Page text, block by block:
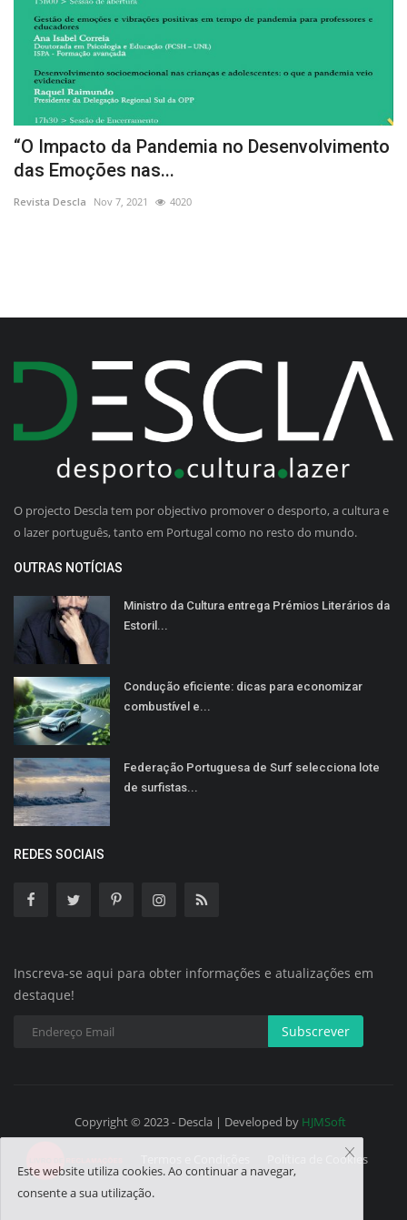
“O Impacto da Pandemia no Desenvolvimento
das Emoções nas...
Revista Descla Nov 7, 2021 4020
O projecto Descla tem por objectivo promover o desporto, a cultura e
o lazer português, tanto em Portugal como no resto do mundo.
OUTRAS NOTÍCIAS
Ministro da Cultura entrega Prémios Literários da
Estoril...
Condução eficiente: dicas para economizar
combustível e...
Federação Portuguesa de Surf selecciona lote
de surfistas...
REDES SOCIAIS
Inscreva-se aqui para obter informações e atualizações em
destaque!
Subscrever
Copyright © 2023 - Descla | Developed by HJMSoft
Política de Cookies
Este website utiliza cookies. Ao continuar a navegar,
consente a sua utilização.